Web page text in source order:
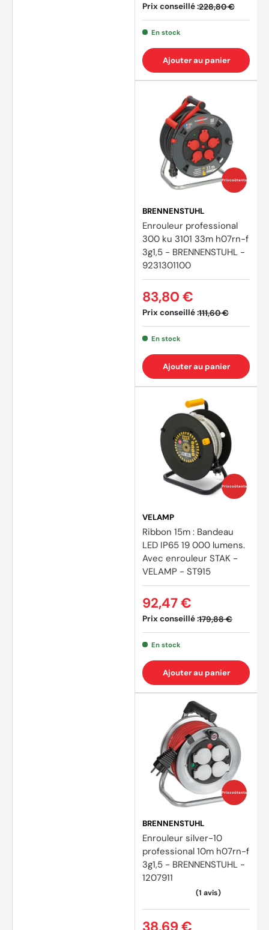
Prix conseillé :228,80 €
En stock
Ajouter au panier
Prix coûtants
BRENNENSTUHL
Enrouleur professional
300 ku 3101 33m h07rn-f
3g1,5 - BRENNENSTUHL -
9231301100
Prix conseillé :111,60 €
83,80 €
En stock
Ajouter au panier
Prix coûtants
VELAMP
Ribbon 15m : Bandeau
LED IP65 19 000 lumens.
Avec enrouleur STAK -
VELAMP - ST915
Prix conseillé :179,88 €
92,47 €
En stock
Ajouter au panier
Prix coûtants
BRENNENSTUHL
Enrouleur silver-10
professional 10m h07rn-f
3g1,5 - BRENNENSTUHL -
1207911